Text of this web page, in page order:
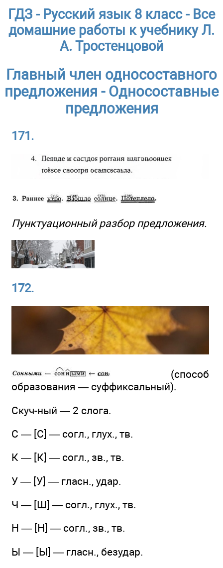
ГДЗ - Русский язык 8 класс - Все
домашние работы к учебнику Л.
А. Тростенцовой
Главный член односоставного
предложения - Односоставные
предложения
171.
Пунктуационный разбор предложения.
172.
(способ
образования — суффиксальный).
Скуч-ный — 2 слога.
С — [С] — согл., глух., тв.
К — [К] — согл., зв., тв.
У — [У] — гласн., удар.
Ч — [Ш] — согл., глух., тв.
Н — [Н] — согл., зв., тв.
Ы — [Ы] — гласн., безудар.